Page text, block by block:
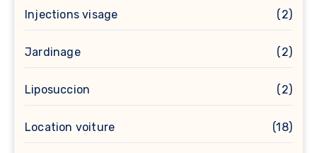
Injections visage (2)
Jardinage (2)
Liposuccion (2)
Location voiture (18)